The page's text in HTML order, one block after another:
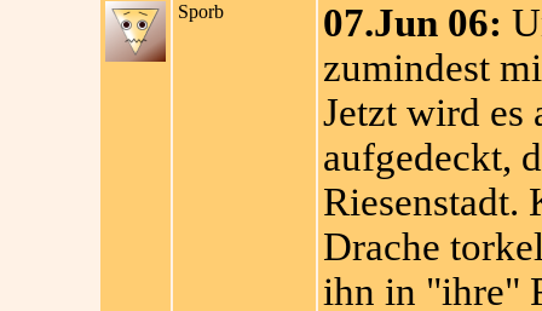
Sporb 07.Jun 06:
zumindest
Jetzt wird es
aufgedeckt,
Riesenstadt.
Drache
ihn in "ihre"